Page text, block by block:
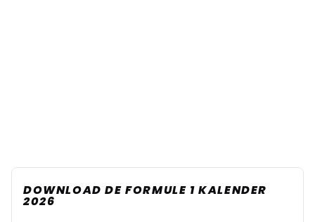
DOWNLOAD DE FORMULE 1 KALENDER
2026